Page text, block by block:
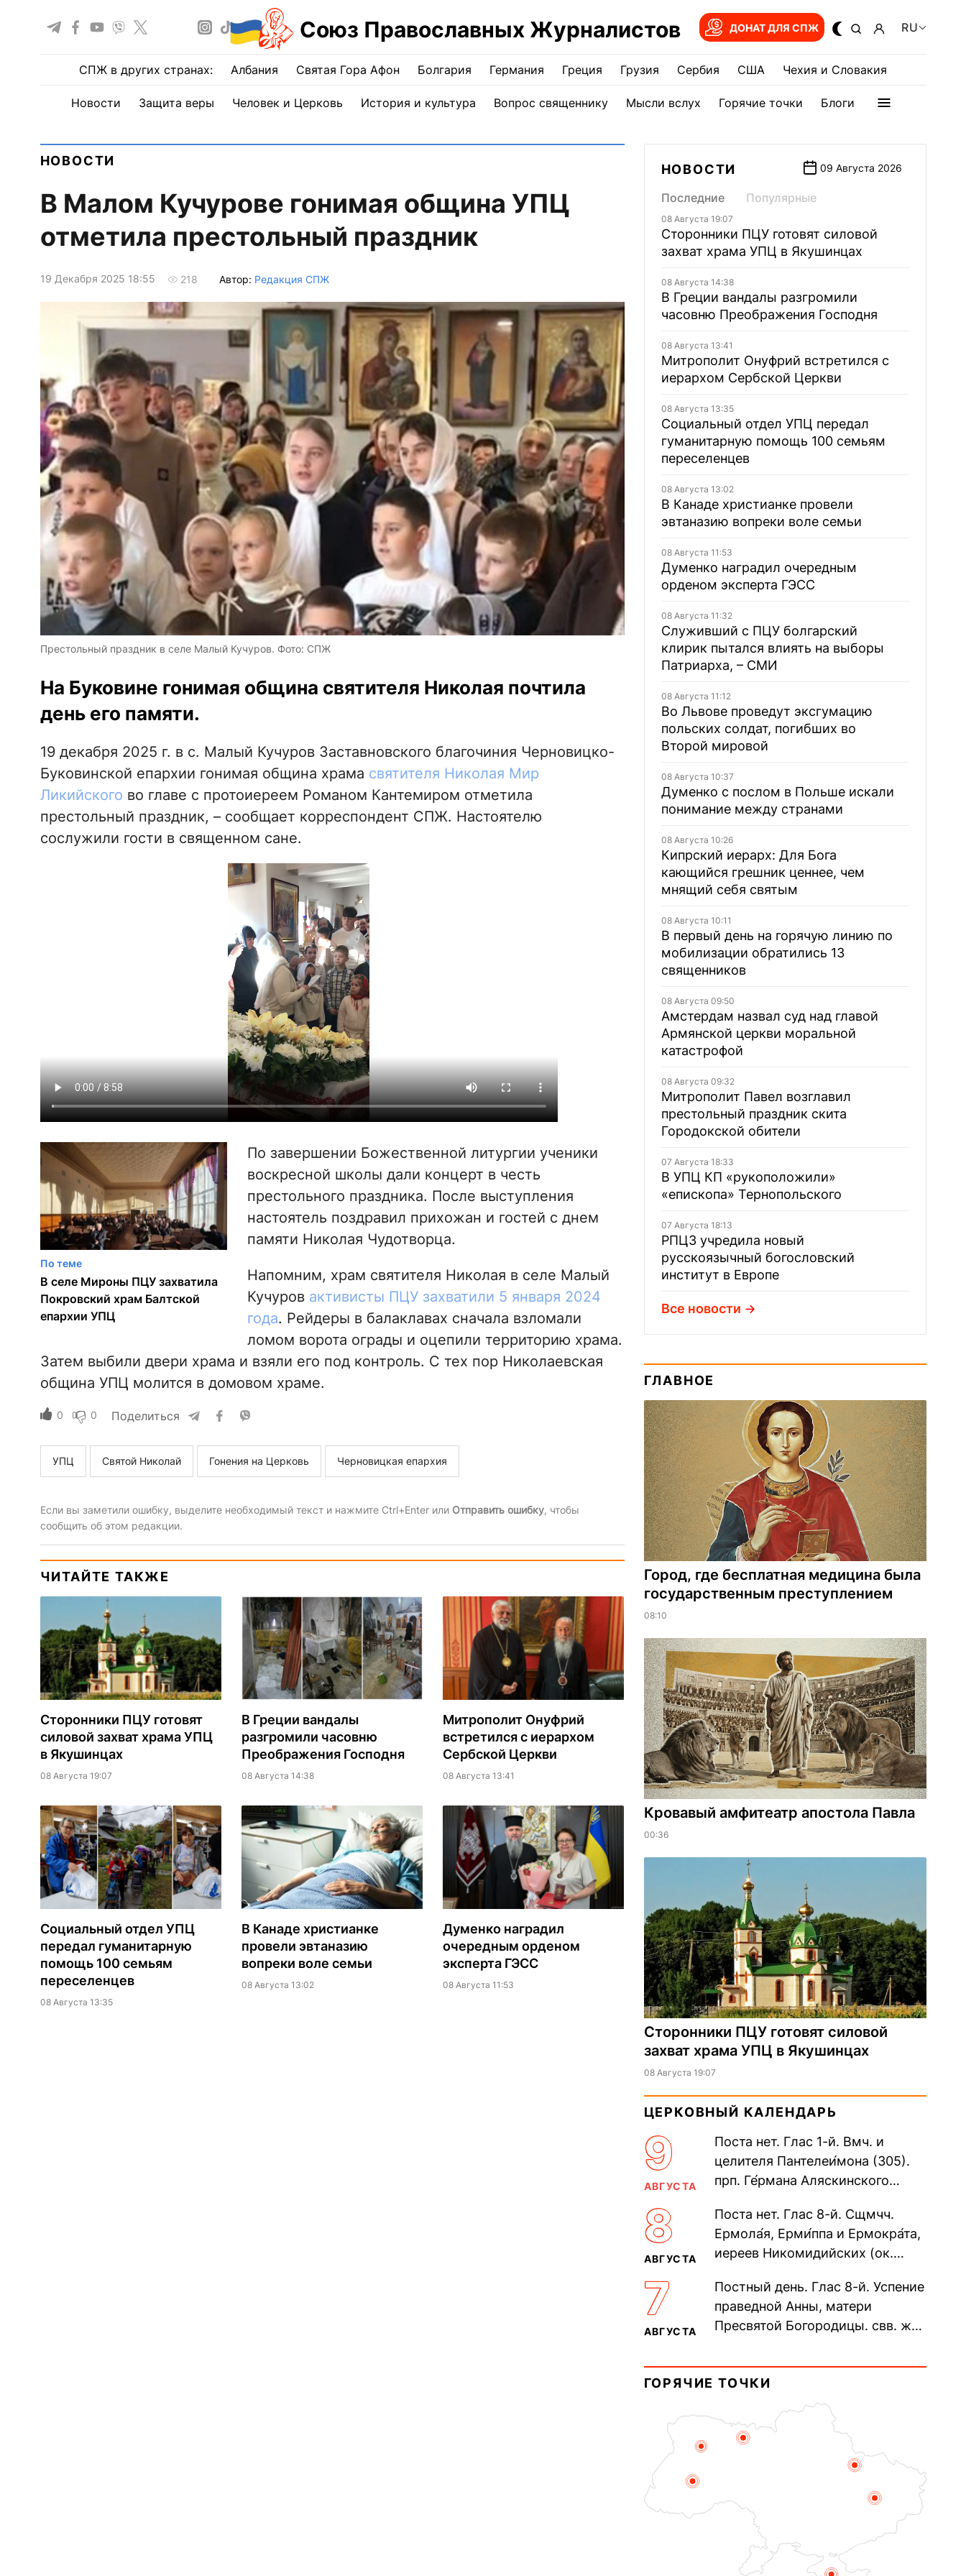
Союз Православных Журналистов ДОНАТ ДЛЯ СПЖ RU
СПЖ в других странах: Албания Святая Гора Афон Болгария Германия Греция Грузия Сербия США Чехия и Словакия
Новости Защита веры Человек и Церковь История и культура Вопрос священнику Мысли вслух Горячие точки Блоги
НОВОСТИ
В Малом Кучурове гонимая община УПЦ
отметила престольный праздник
19 Декабря 2025 18:55 218 Автор: Редакция СПЖ
Престольный праздник в селе Малый Кучуров. Фото: СПЖ
На Буковине гонимая община святителя Николая почтила
день его памяти.
19 декабря 2025 г. в с. Малый Кучуров Заставновского благочиния Черновицко-
Буковинской епархии гонимая община храма святителя Николая Мир
Ликийского во главе с протоиереем Романом Кантемиром отметила
престольный праздник, – сообщает корреспондент СПЖ. Настоятелю
сослужили гости в священном сане.
По теме
В селе Мироны ПЦУ захватила
Покровский храм Балтской
епархии УПЦ
По завершении Божественной литургии ученики
воскресной школы дали концерт в честь
престольного праздника. После выступления
настоятель поздравил прихожан и гостей с днем
памяти Николая Чудотворца.
Напомним, храм святителя Николая в селе Малый
Кучуров активисты ПЦУ захватили 5 января 2024
года. Рейдеры в балаклавах сначала взломали
ломом ворота ограды и оцепили территорию храма.
Затем выбили двери храма и взяли его под контроль. С тех пор Николаевская
община УПЦ молится в домовом храме.
0 0 Поделиться
УПЦ Святой Николай Гонения на Церковь Черновицкая епархия
Если вы заметили ошибку, выделите необходимый текст и нажмите Ctrl+Enter или Отправить ошибку, чтобы
сообщить об этом редакции.
ЧИТАЙТЕ ТАКЖЕ
Сторонники ПЦУ готовят
силовой захват храма УПЦ
в Якушинцах
08 Августа 19:07
В Греции вандалы
разгромили часовню
Преображения Господня
08 Августа 14:38
Митрополит Онуфрий
встретился с иерархом
Сербской Церкви
08 Августа 13:41
Социальный отдел УПЦ
передал гуманитарную
помощь 100 семьям
переселенцев
08 Августа 13:35
В Канаде христианке
провели эвтаназию
вопреки воле семьи
08 Августа 13:02
Думенко наградил
очередным орденом
эксперта ГЭСС
08 Августа 11:53
НОВОСТИ 09 Августа 2026
Последние Популярные
08 Августа 19:07
Сторонники ПЦУ готовят силовой
захват храма УПЦ в Якушинцах
08 Августа 14:38
В Греции вандалы разгромили
часовню Преображения Господня
08 Августа 13:41
Митрополит Онуфрий встретился с
иерархом Сербской Церкви
08 Августа 13:35
Социальный отдел УПЦ передал
гуманитарную помощь 100 семьям
переселенцев
08 Августа 13:02
В Канаде христианке провели
эвтаназию вопреки воле семьи
08 Августа 11:53
Думенко наградил очередным
орденом эксперта ГЭСС
08 Августа 11:32
Служивший с ПЦУ болгарский
клирик пытался влиять на выборы
Патриарха, – СМИ
08 Августа 11:12
Во Львове проведут эксгумацию
польских солдат, погибших во
Второй мировой
08 Августа 10:37
Думенко с послом в Польше искали
понимание между странами
08 Августа 10:26
Кипрский иерарх: Для Бога
кающийся грешник ценнее, чем
мнящий себя святым
08 Августа 10:11
В первый день на горячую линию по
мобилизации обратились 13
священников
08 Августа 09:50
Амстердам назвал суд над главой
Армянской церкви моральной
катастрофой
08 Августа 09:32
Митрополит Павел возглавил
престольный праздник скита
Городокской обители
07 Августа 18:33
В УПЦ КП «рукоположили»
«епископа» Тернопольского
07 Августа 18:13
РПЦЗ учредила новый
русскоязычный богословский
институт в Европе
Все новости
ГЛАВНОЕ
Город, где бесплатная медицина была
государственным преступлением
08:10
​Кровавый амфитеатр апостола Павла
00:36
Сторонники ПЦУ готовят силовой
захват храма УПЦ в Якушинцах
08 Августа 19:07
ЦЕРКОВНЫЙ КАЛЕНДАРЬ
9
АВГУСТА
Поста нет. Глас 1-й. Вмч. и
целителя Пантелеи́мона (305).
прп. Ге́рмана Аляскинского
Николая Кочанова, Христа
ради...
8
АВГУСТА
Поста нет. Глас 8-й. Сщмчч.
Ермола́я, Ерми́ппа и Ермокра́та,
иереев Никомидийских (ок.
Печерского, в Ближних
пещерах...
7
АВГУСТА
Постный день. Глас 8-й. Успение
праведной Анны, матери
Пресвятой Богородицы. свв. жен
прп. Евпракси́и девы,...
ГОРЯЧИЕ ТОЧКИ